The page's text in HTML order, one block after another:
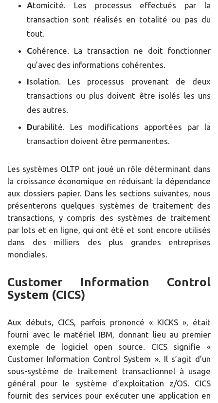
Atomicité. Les processus effectués par la
transaction sont réalisés en totalité ou pas du
tout.
Cohérence. La transaction ne doit fonctionner
qu’avec des informations cohérentes.
Isolation. Les processus provenant de deux
transactions ou plus doivent être isolés les uns
des autres.
Durabilité. Les modifications apportées par la
transaction doivent être permanentes.
Les systèmes OLTP ont joué un rôle déterminant dans
la croissance économique en réduisant la dépendance
aux dossiers papier. Dans les sections suivantes, nous
présenterons quelques systèmes de traitement des
transactions, y compris des systèmes de traitement
par lots et en ligne, qui ont été et sont encore utilisés
dans des milliers des plus grandes entreprises
mondiales.
Customer Information Control
System (CICS)
Aux débuts, CICS, parfois prononcé « KICKS », était
fourni avec le matériel IBM, donnant lieu au premier
exemple de logiciel open source. CICS signifie «
Customer Information Control System ». Il s’agit d’un
sous-système de traitement transactionnel à usage
général pour le système d’exploitation z/OS. CICS
fournit des services pour exécuter une application en